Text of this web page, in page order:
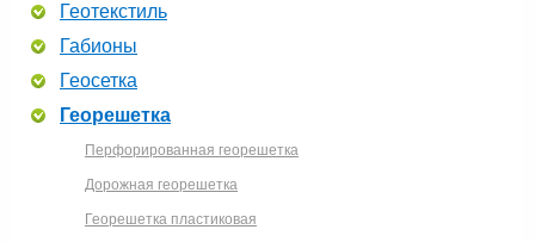
Геотекстиль
Габионы
Геосетка
Георешетка
Перфорированная георешетка
Дорожная георешетка
Георешетка пластиковая